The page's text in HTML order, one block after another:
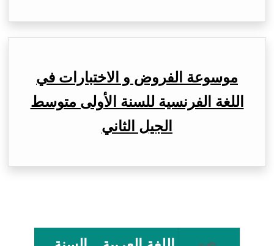
موسوعة الفروض و الاختبارات في
اللغة الفرنسية للسنة الأولى متوسط
الجيل الثاني